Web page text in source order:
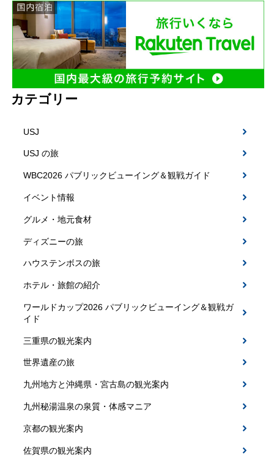
カテゴリー
USJ
USJ の旅
WBC2026 パブリックビューイング＆観戦ガイド
イベント情報
グルメ・地元食材
ディズニーの旅
ハウステンボスの旅
ホテル・旅館の紹介
ワールドカップ2026 パブリックビューイング＆観戦ガ
イド
三重県の観光案内
世界遺産の旅
九州地方と沖縄県・宮古島の観光案内
九州秘湯温泉の泉質・体感マニア
京都の観光案内
佐賀県の観光案内